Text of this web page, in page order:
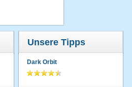
Unsere Tipps
Dark Orbit